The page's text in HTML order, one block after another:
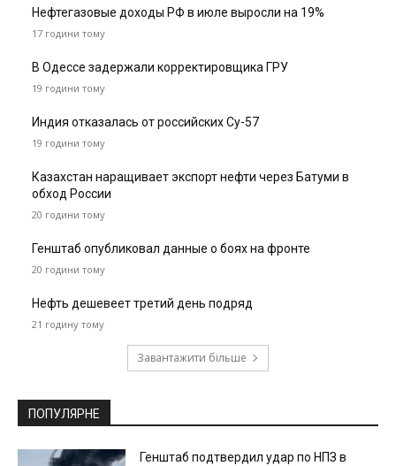
Нефтегазовые доходы РФ в июле выросли на 19%
17 години тому
В Одессе задержали корректировщика ГРУ
19 години тому
Индия отказалась от российских Су-57
19 години тому
Казахстан наращивает экспорт нефти через Батуми в
обход России
20 години тому
Генштаб опубликовал данные о боях на фронте
20 години тому
Нефть дешевеет третий день подряд
21 годину тому
Завантажити більше
ПОПУЛЯРНЕ
Генштаб подтвердил удар по НПЗ в